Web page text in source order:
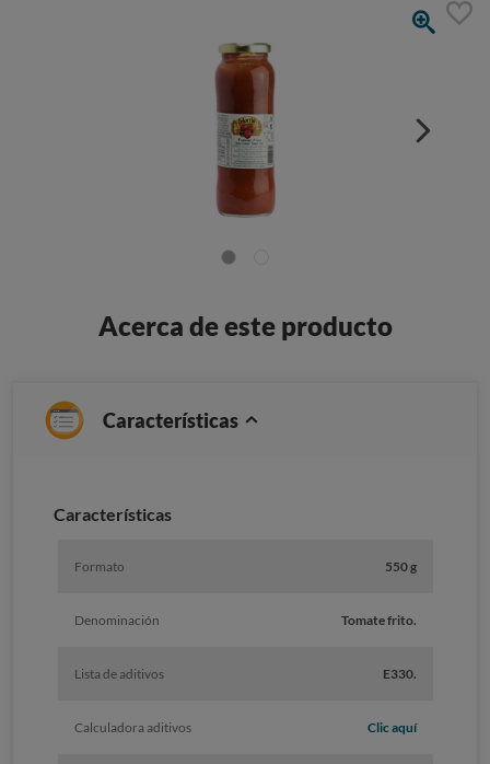
Acerca de este producto
Características
Características
Formato 550 g
Denominación Tomate frito.
Lista de aditivos E330.
Calculadora aditivos Clic aquí